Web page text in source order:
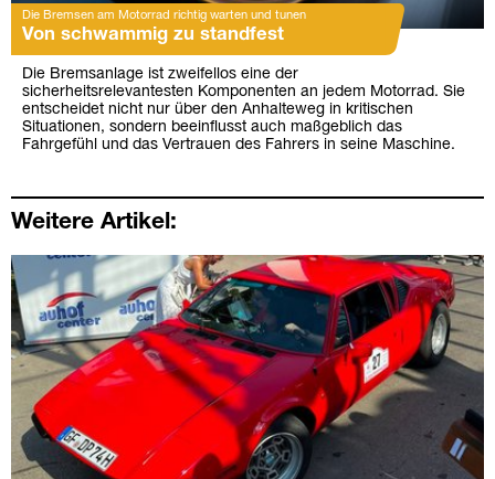
Die Bremsen am Motorrad richtig warten und tunen
Von schwammig zu standfest
Die Bremsanlage ist zweifellos eine der
sicherheitsrelevantesten Komponenten an jedem Motorrad. Sie
entscheidet nicht nur über den Anhalteweg in kritischen
Situationen, sondern beeinflusst auch maßgeblich das
Fahrgefühl und das Vertrauen des Fahrers in seine Maschine.
Weitere Artikel: